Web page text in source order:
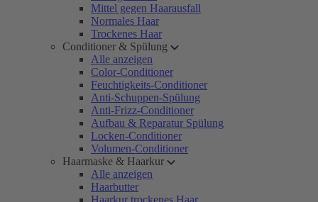
Mittel gegen Haarausfall
Normales Haar
Trockenes Haar
Conditioner & Spülung
Alle anzeigen
Color-Conditioner
Feuchtigkeits-Conditioner
Anti-Schuppen-Spülung
Anti-Frizz-Conditioner
Aufbau & Reparatur Spülung
Locken-Conditioner
Volumen-Conditioner
Haarmaske & Haarkur
Alle anzeigen
Haarbutter
Haarkur trockenes Haar